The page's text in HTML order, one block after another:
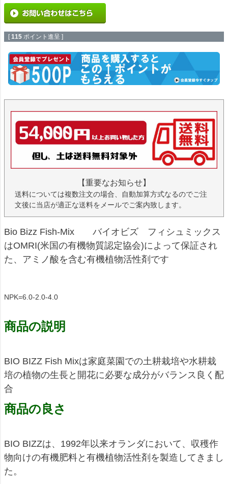
[ 115 ポイント進呈 ]
【重要なお知らせ】
送料については複数注文の場合、自動加算方式なるのでご注
文後に当店が適正な送料をメールでご案内致します。
Bio Bizz Fish-Mix バイオビズ フィシュミックス
はOMRI(米国の有機物質認定協会)によって保証され
た、アミノ酸を含む有機植物活性剤です
NPK=6.0-2.0-4.0
商品の説明
BIO BIZZ Fish Mixは家庭菜園での土耕栽培や水耕栽
培の植物の生長と開花に必要な成分がバランス良く配
合
商品の良さ
BIO BIZZは、1992年以来オランダにおいて、収穫作
物向けの有機肥料と有機植物活性剤を製造してきまし
た。